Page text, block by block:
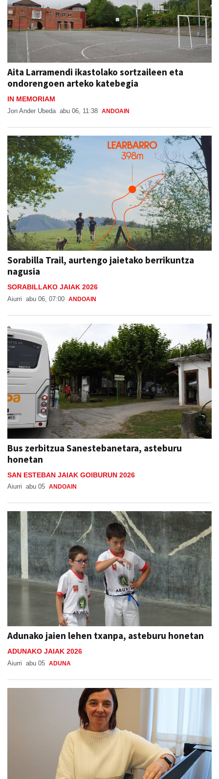
Aita Larramendi ikastolako sortzaileen eta
ondorengoen arteko katebegia
IN MEMORIAM
Jon Ander Ubeda abu 06, 11:38 ANDOAIN
Sorabilla Trail, aurtengo jaietako berrikuntza
nagusia
SORABILLAKO JAIAK 2026
Aiurri abu 06, 07:00 ANDOAIN
Bus zerbitzua Sanestebanetara, asteburu
honetan
SAN ESTEBAN JAIAK GOIBURUN 2026
Aiurri abu 05 ANDOAIN
Adunako jaien lehen txanpa, asteburu honetan
ADUNAKO JAIAK 2026
Aiurri abu 05 ADUNA